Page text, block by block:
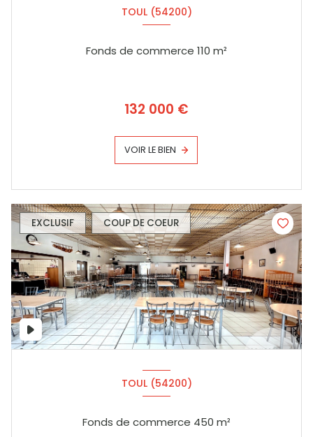
TOUL (54200)
Fonds de commerce 110 m²
132 000 €
VOIR LE BIEN
EXCLUSIF COUP DE COEUR
TOUL (54200)
Fonds de commerce 450 m²